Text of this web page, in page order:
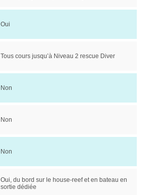
Oui
Tous cours jusqu’à Niveau 2 rescue Diver
Non
Non
Non
Oui, du bord sur le house-reef et en bateau en
sortie dédiée